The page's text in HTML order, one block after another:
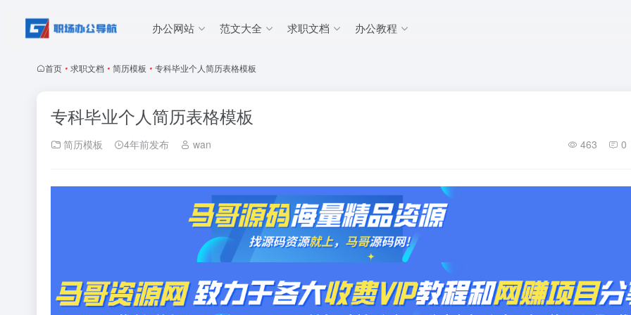
办公网站 范文大全 求职文档 办公教程
首页 • 求职文档 • 简历模板 • 专科毕业个人简历表格模板
专科毕业个人简历表格模板
简历模板 4年前发布 wan 463 0